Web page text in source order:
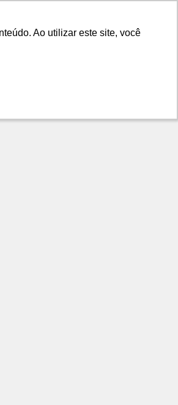
Ao utilizar este site, você
Ao utilizar este site, você
CONTATO